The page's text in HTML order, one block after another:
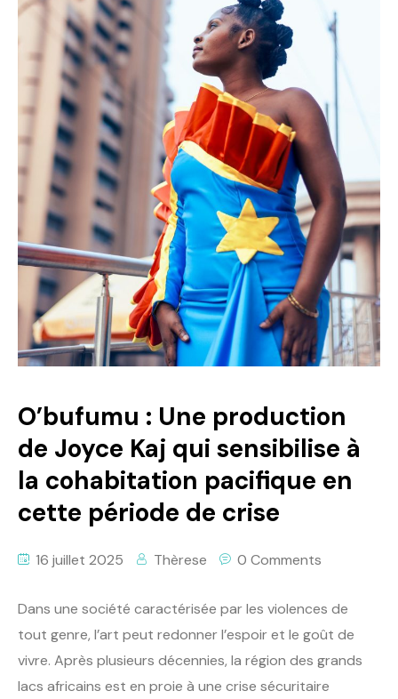
Politique
Technologies
Entreprenariat
O’bufumu : Une production
de Joyce Kaj qui sensibilise à
la cohabitation pacifique en
cette période de crise
16 juillet 2025 Thèrese 0 Comments
Dans une société caractérisée par les violences de
tout genre, l’art peut redonner l’espoir et le goût de
vivre. Après plusieurs décennies, la région des grands
lacs africains est en proie à une crise sécuritaire